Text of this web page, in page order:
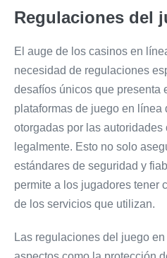
Regulaciones del
El auge de los casinos en
necesidad de regulaciones
desafíos únicos que presenta
plataformas de juego en
otorgadas por las
legalmente. Esto no solo
estándares de seguridad y
permite a los jugadores tener
de los servicios que utilizan.
Las regulaciones del juego